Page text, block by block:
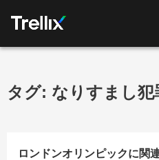
タグ: なりすまし犯
ロンドンオリンピックに関